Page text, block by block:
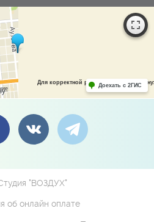
Для корректной работы Raster JS API
Доехать с 2ГИС
"ВОЗДУХ"
об онлайн оплате